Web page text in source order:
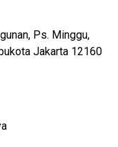
Ps. Minggu,
Jakarta 12160